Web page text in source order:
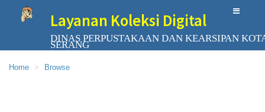
Layanan Koleksi Digital
DINAS PERPUSTAKAAN DAN KEARSIPAN
SERANG
Home Browse